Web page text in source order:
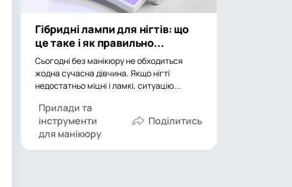
Гібридні лампи для нігтів: що
це таке і як правильно...
Сьогодні без манікюру не обходиться
жодна сучасна дівчина. Якщо нігті
недостатньо міцні і ламкі, ситуацію...
Прилади та
інструменти
для манікюру